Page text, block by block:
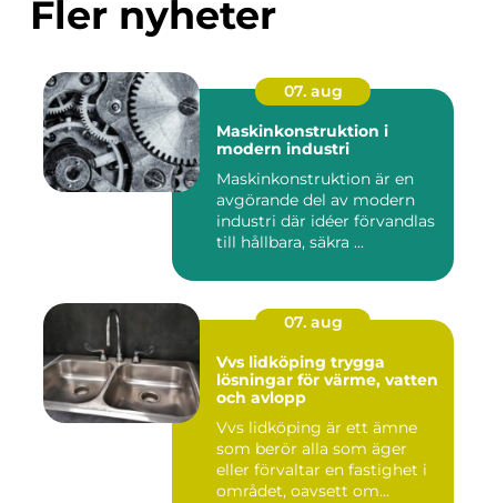
Fler nyheter
07. aug
Maskinkonstruktion i
modern industri
Maskinkonstruktion är en
avgörande del av modern
industri där idéer förvandlas
till hållbara, säkra ...
07. aug
Vvs lidköping trygga
lösningar för värme, vatten
och avlopp
Vvs lidköping är ett ämne
som berör alla som äger
eller förvaltar en fastighet i
området, oavsett om...